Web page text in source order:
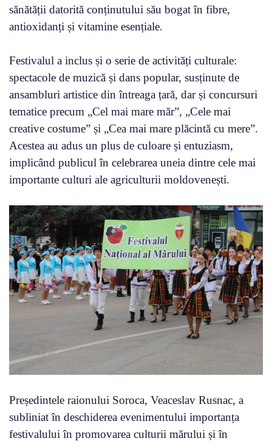
sănătății datorită conținutului său bogat în fibre,
antioxidanți și vitamine esențiale.
Festivalul a inclus și o serie de activități culturale:
spectacole de muzică și dans popular, susținute de
ansambluri artistice din întreaga țară, dar și concursuri
tematice precum „Cel mai mare măr”, „Cele mai
creative costume” și „Cea mai mare plăcintă cu mere”.
Acestea au adus un plus de culoare și entuziasm,
implicând publicul în celebrarea uneia dintre cele mai
importante culturi ale agriculturii moldovenești.
Președintele raionului Soroca, Veaceslav Rusnac, a
subliniat în deschiderea evenimentului importanța
festivalului în promovarea culturii mărului și în